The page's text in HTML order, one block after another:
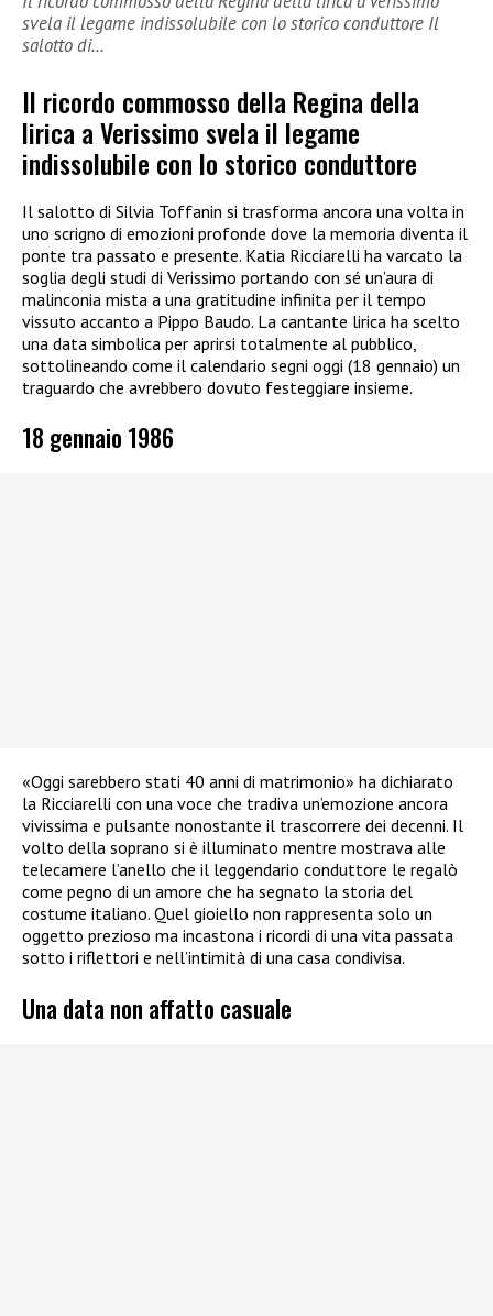
svela il legame indissolubile con lo storico conduttore Il
salotto di…
Il ricordo commosso della Regina della
lirica a Verissimo svela il legame
indissolubile con lo storico conduttore
Il salotto di Silvia Toffanin si trasforma ancora una volta in
uno scrigno di emozioni profonde dove la memoria diventa il
ponte tra passato e presente. Katia Ricciarelli ha varcato la
soglia degli studi di Verissimo portando con sé un’aura di
malinconia mista a una gratitudine infinita per il tempo
vissuto accanto a Pippo Baudo. La cantante lirica ha scelto
una data simbolica per aprirsi totalmente al pubblico,
sottolineando come il calendario segni oggi (18 gennaio) un
traguardo che avrebbero dovuto festeggiare insieme.
18 gennaio 1986
«Oggi sarebbero stati 40 anni di matrimonio» ha dichiarato
la Ricciarelli con una voce che tradiva un’emozione ancora
vivissima e pulsante nonostante il trascorrere dei decenni. Il
volto della soprano si è illuminato mentre mostrava alle
telecamere l’anello che il leggendario conduttore le regalò
come pegno di un amore che ha segnato la storia del
costume italiano. Quel gioiello non rappresenta solo un
oggetto prezioso ma incastona i ricordi di una vita passata
sotto i riflettori e nell’intimità di una casa condivisa.
Una data non affatto casuale